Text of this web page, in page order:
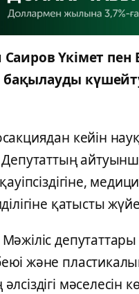
Үкімет
кейін
қатысты
және
мәселесін